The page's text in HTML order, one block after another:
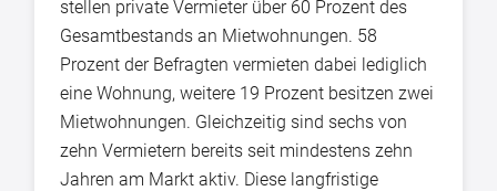
stellen private Vermieter über 60 Prozent des
Gesamtbestands an Mietwohnungen. 58
Prozent der Befragten vermieten dabei lediglich
eine Wohnung, weitere 19 Prozent besitzen zwei
Mietwohnungen. Gleichzeitig sind sechs von
zehn Vermietern bereits seit mindestens zehn
Jahren am Markt aktiv. Diese langfristige